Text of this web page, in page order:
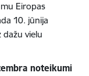
Eiropas
10. jūnija
vielu
noteikumi